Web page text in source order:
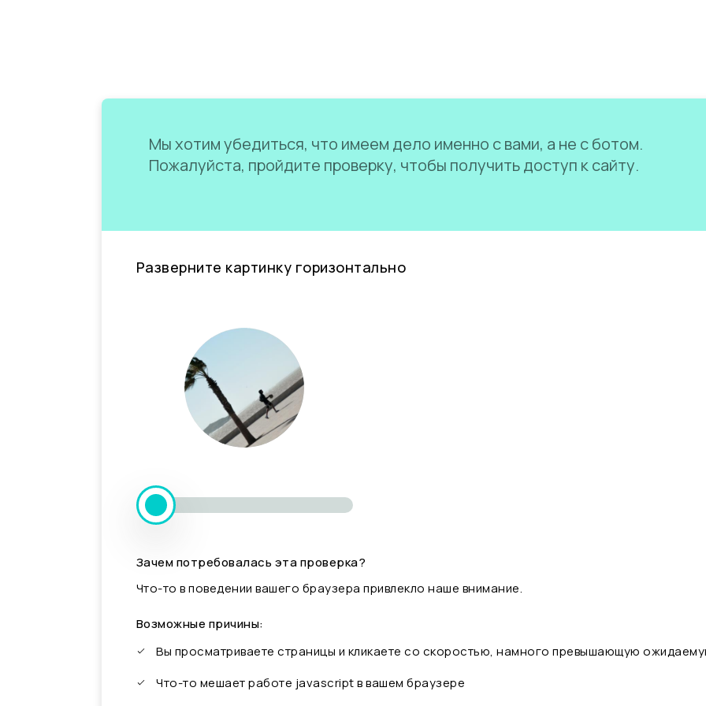
Мы хотим убедиться, что имеем дело именно с вами, а не с ботом.
Пожалуйста, пройдите проверку, чтобы получить доступ к сайту.
Разверните картинку горизонтально
Зачем потребовалась эта проверка?
Что-то в поведении вашего браузера привлекло наше внимание.
Возможные причины:
Вы просматриваете страницы и кликаете со скоростью, намного превышающую
Что-то мешает работе javascript в вашем браузере